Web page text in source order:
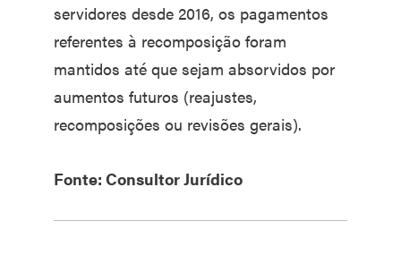
servidores desde 2016, os pagamentos
referentes à recomposição foram
mantidos até que sejam absorvidos por
aumentos futuros (reajustes,
recomposições ou revisões gerais).
Fonte: Consultor Jurídico